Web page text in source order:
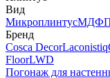
Вид
МикроплинтусМДФ
Бренд
Cosca DecorLaconistiq
FloorLWD
Погонаж для